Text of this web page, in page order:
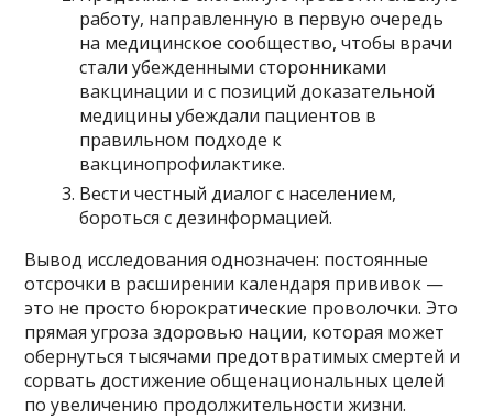
работу, направленную в первую очередь
на медицинское сообщество, чтобы врачи
стали убежденными сторонниками
вакцинации и с позиций доказательной
медицины убеждали пациентов в
правильном подходе к
вакцинопрофилактике.
Вести честный диалог с населением,
бороться с дезинформацией.
Вывод исследования однозначен: постоянные
отсрочки в расширении календаря прививок —
это не просто бюрократические проволочки. Это
прямая угроза здоровью нации, которая может
обернуться тысячами предотвратимых смертей и
сорвать достижение общенациональных целей
по увеличению продолжительности жизни.